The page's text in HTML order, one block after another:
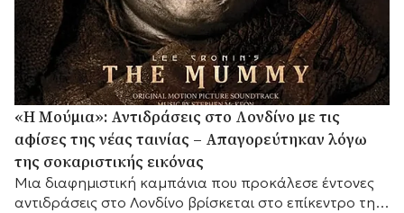
«Η Μούμια»: Αντιδράσεις στο Λονδίνο με τις
αφίσες της νέας ταινίας – Απαγορεύτηκαν λόγω
της σοκαριστικής εικόνας
Μια διαφημιστική καμπάνια που προκάλεσε έντονες
αντιδράσεις στο Λονδίνο βρίσκεται στο επίκεντρο της